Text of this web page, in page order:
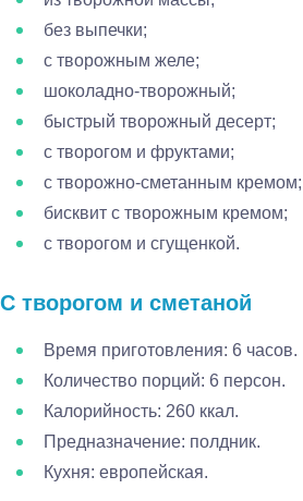
без выпечки;
с творожным желе;
шоколадно-творожный;
быстрый творожный десерт;
с творогом и фруктами;
с творожно-сметанным кремом;
бисквит с творожным кремом;
с творогом и сгущенкой.
С творогом и сметаной
Время приготовления: 6 часов.
Количество порций: 6 персон.
Калорийность: 260 ккал.
Предназначение: полдник.
Кухня: европейская.